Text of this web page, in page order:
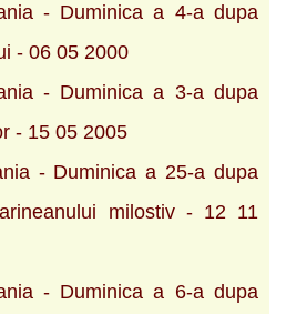
- Duminica a 4-a dupa
- 06 05 2000
- Duminica a 3-a dupa
- 15 05 2005
- Duminica a 25-a dupa
milostiv - 12 11
- Duminica a 6-a dupa